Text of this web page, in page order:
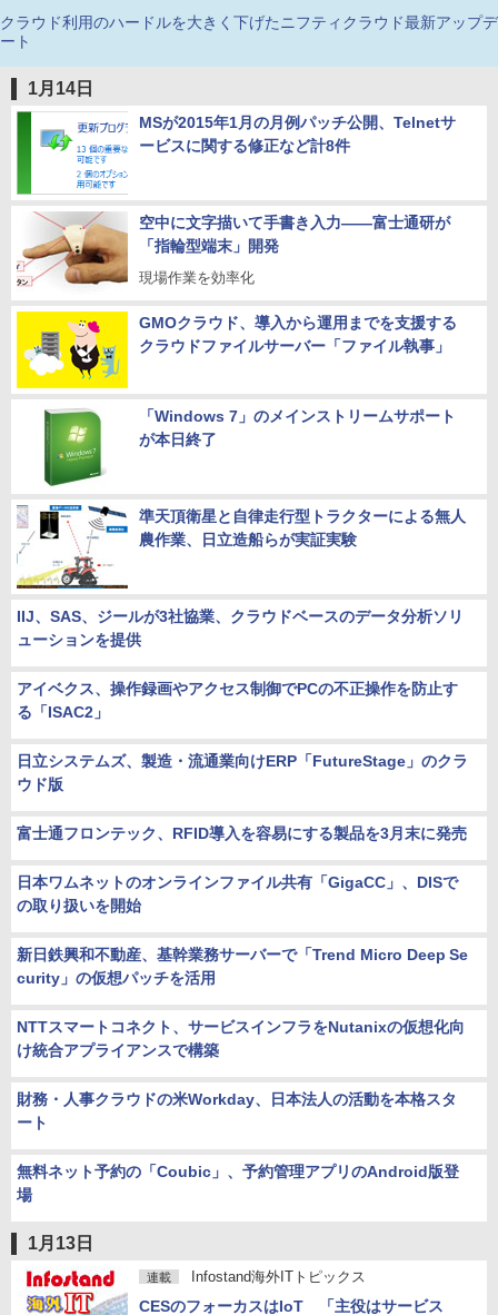
クラウド利用のハードルを大きく下げたニフティクラウド最新アップデ
ート
1月14日
MSが2015年1月の月例パッチ公開、Telnetサ
ービスに関する修正など計8件
空中に文字描いて手書き入力――富士通研が
「指輪型端末」開発
現場作業を効率化
GMOクラウド、導入から運用までを支援する
クラウドファイルサーバー「ファイル執事」
「Windows 7」のメインストリームサポート
が本日終了
準天頂衛星と自律走行型トラクターによる無人
農作業、日立造船らが実証実験
IIJ、SAS、ジールが3社協業、クラウドベースのデータ分析ソリ
ューションを提供
アイベクス、操作録画やアクセス制御でPCの不正操作を防止す
る「ISAC2」
日立システムズ、製造・流通業向けERP「FutureStage」のクラ
ウド版
富士通フロンテック、RFID導入を容易にする製品を3月末に発売
日本ワムネットのオンラインファイル共有「GigaCC」、DISで
の取り扱いを開始
新日鉄興和不動産、基幹業務サーバーで「Trend Micro Deep Se
curity」の仮想パッチを活用
NTTスマートコネクト、サービスインフラをNutanixの仮想化向
け統合アプライアンスで構築
財務・人事クラウドの米Workday、日本法人の活動を本格スタ
ート
無料ネット予約の「Coubic」、予約管理アプリのAndroid版登
場
1月13日
連載 Infostand海外ITトピックス
CESのフォーカスはIoT 「主役はサービス